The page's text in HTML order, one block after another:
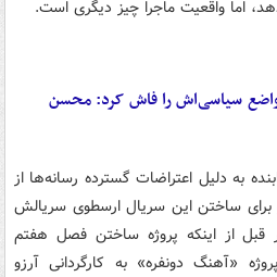
اما واقعیت ماجرا چیز دیگری است.
سیاسی‌اش را فاش کرد: محسن
به دلیل اعتراضات گسترده رسانه‌ها از
برای ساختن این سریال ارسطوی سریالش
قبل از اینکه پروژه ساختن فصل هفتم
«آهنگ دونفره» به کارگردانی آرزو